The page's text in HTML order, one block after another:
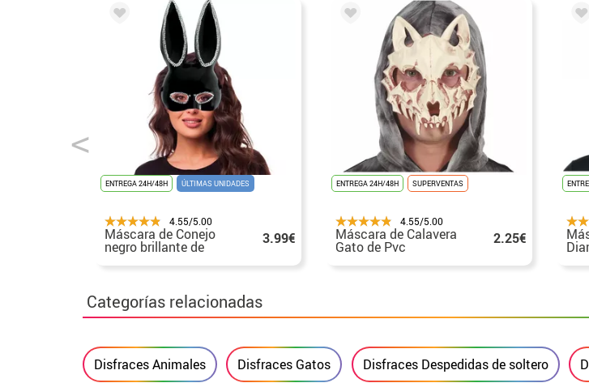
ENTREGA 24H/48H ÚLTIMAS UNIDADES
4.55/5.00
Máscara de Conejo
negro brillante de
plástico adulto
3.99€
ENTREGA 24H/48H SUPERVENTAS
4.55/5.00
Máscara de Calavera
Gato de Pvc 2.25€
Categorías relacionadas
Disfraces Animales Disfraces Gatos Disfraces Despedidas de soltero